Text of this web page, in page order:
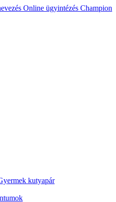
Online ügyintézés Champion
kutyapár